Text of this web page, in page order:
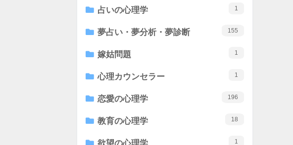
占いの心理学 1
夢占い・夢分析・夢診断 155
嫁姑問題 1
心理カウンセラー 1
恋愛の心理学 196
教育の心理学 18
1